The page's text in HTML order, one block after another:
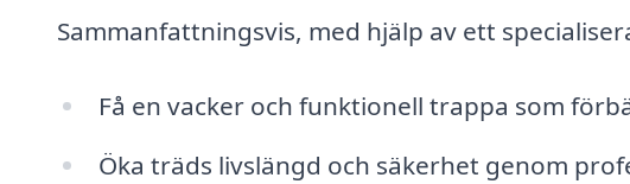
Sammanfattningsvis, med hjälp av ett
Få en vacker och funktionell trappa som
Öka träds livslängd och säkerhet genom